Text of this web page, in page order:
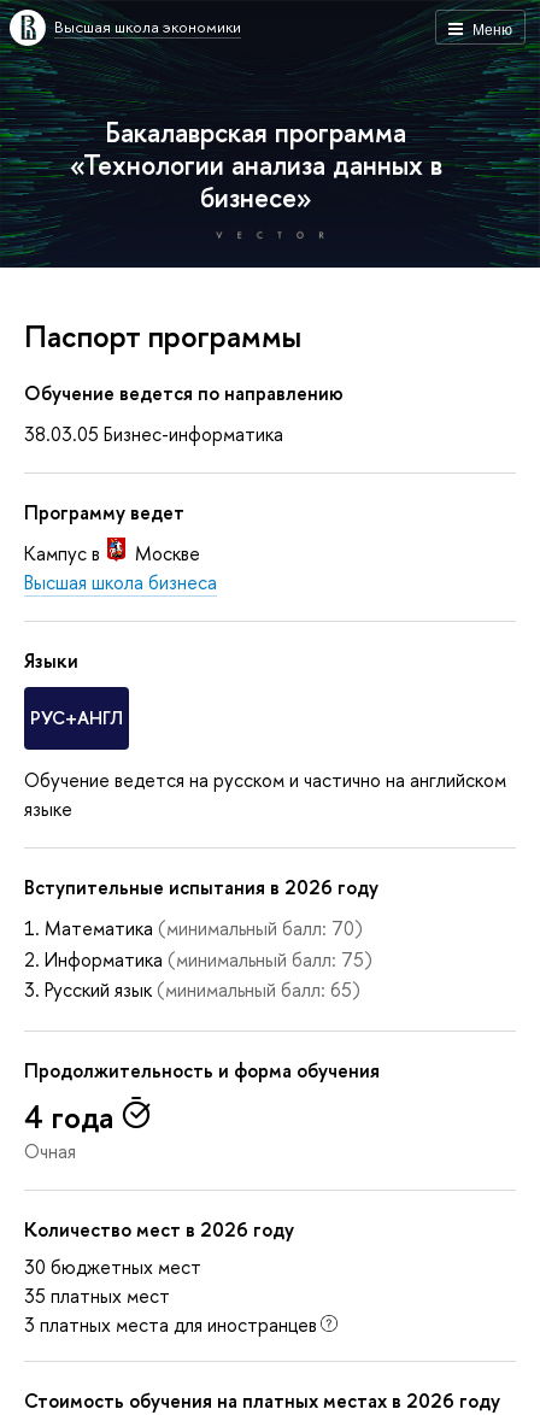
Меню
Высшая школа экономики
Бакалаврская программа
«Технологии анализа данных в
бизнесе»
Паспорт программы
Обучение ведется по направлению
38.03.05 Бизнес-информатика
Программу ведет
Кампус в
Москве
Высшая школа бизнеса
Языки
РУС+АНГЛ
Обучение ведется на русском и частично на английском
языке
Вступительные испытания в 2026 году
Математика (минимальный балл: 70)
Информатика (минимальный балл: 75)
Русский язык (минимальный балл: 65)
Продолжительность и форма обучения
4 года
Очная
Количество мест в 2026 году
30 бюджетных мест
35 платных мест
3 платных места для иностранцев
Стоимость обучения на платных местах в 2026 году